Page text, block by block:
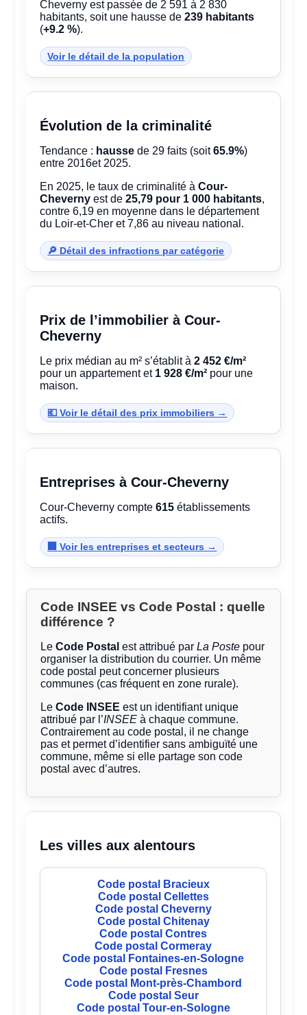
Cheverny est passée de 2 591 à 2 830
habitants, soit une hausse de239 habitants
(+9.2 %).
Voir le détail de la population
Évolution de la criminalité
Tendance : hausse de 29 faits (soit65.9%)
entre 2016et 2025.
En 2025, le taux de criminalité àCour-
Cheverny est de25,79 pour 1 000 habitants,
contre 6,19 en moyenne dans le département
du Loir-et-Cher et 7,86 au niveau national.
🔎 Détail des infractions par catégorie
Prix de l’immobilier à Cour-
Cheverny
Le prix médian au m² s’établit à2 452 €/m²
pour un appartement et 1 928 €/m² pour une
maison.
💶 Voir le détail des prix immobiliers →
Entreprises à Cour-Cheverny
Cour-Cheverny compte615 établissements
actifs.
🏢 Voir les entreprises et secteurs →
Code INSEE vs Code Postal : quelle
différence ?
LeCode Postal est attribué parLa Poste pour
organiser la distribution du courrier. Un même
code postal peut concerner plusieurs
communes (cas fréquent en zone rurale).
LeCode INSEE est un identifiant unique
attribué par l’INSEE à chaque commune.
Contrairement au code postal, il ne change
pas et permet d’identifier sans ambiguïté une
commune, même si elle partage son code
postal avec d’autres.
Les villes aux alentours
Code postal Bracieux
Code postal Cellettes
Code postal Cheverny
Code postal Chitenay
Code postal Contres
Code postal Cormeray
Code postal Fontaines-en-Sologne
Code postal Fresnes
Code postal Mont-près-Chambord
Code postal Seur
Code postal Tour-en-Sologne